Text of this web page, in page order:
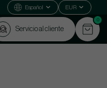
Español EUR
Servicio al cliente
0